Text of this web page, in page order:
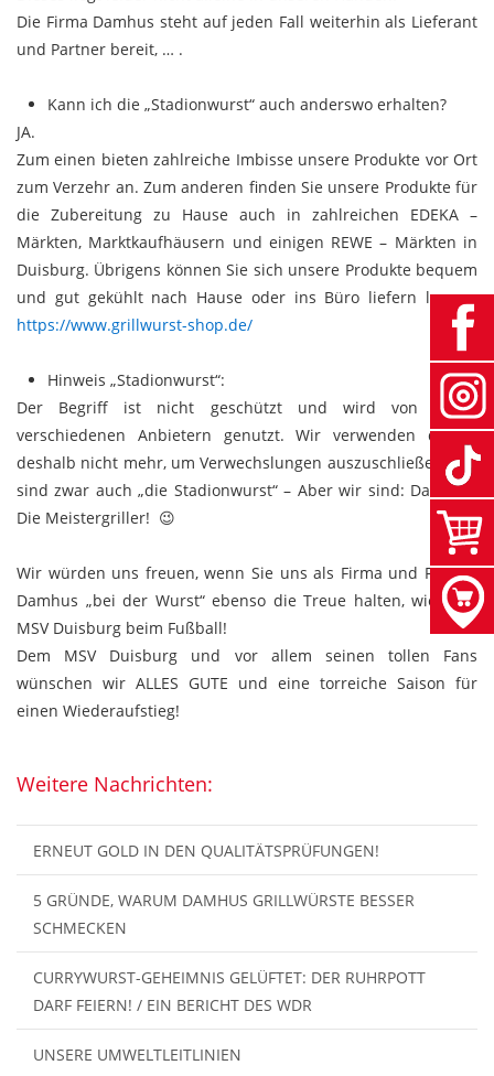
Die Firma Damhus steht auf jeden Fall weiterhin als Lieferant
und Partner bereit, … .
Kann ich die „Stadionwurst“ auch anderswo erhalten?
JA.
Zum einen bieten zahlreiche Imbisse unsere Produkte vor Ort
zum Verzehr an. Zum anderen finden Sie unsere Produkte für
die Zubereitung zu Hause auch in zahlreichen EDEKA –
Märkten, Marktkaufhäusern und einigen REWE – Märkten in
Duisburg. Übrigens können Sie sich unsere Produkte bequem
und gut gekühlt nach Hause oder ins Büro liefern lassen:
https://www.grillwurst-shop.de/
Hinweis „Stadionwurst“:
Der Begriff ist nicht geschützt und wird von vielen
verschiedenen Anbietern genutzt. Wir verwenden diesen
deshalb nicht mehr, um Verwechslungen auszuschließen. Wir
sind zwar auch „die Stadionwurst“ – Aber wir sind: Damhus-
Die Meistergriller! 😉
Wir würden uns freuen, wenn Sie uns als Firma und Familie
Damhus „bei der Wurst“ ebenso die Treue halten, wie dem
MSV Duisburg beim Fußball!
Dem MSV Duisburg und vor allem seinen tollen Fans
wünschen wir ALLES GUTE und eine torreiche Saison für
einen Wiederaufstieg!
Weitere Nachrichten:
ERNEUT GOLD IN DEN QUALITÄTSPRÜFUNGEN!
5 GRÜNDE, WARUM DAMHUS GRILLWÜRSTE BESSER
SCHMECKEN
CURRYWURST-GEHEIMNIS GELÜFTET: DER RUHRPOTT
DARF FEIERN! / EIN BERICHT DES WDR
UNSERE UMWELTLEITLINIEN